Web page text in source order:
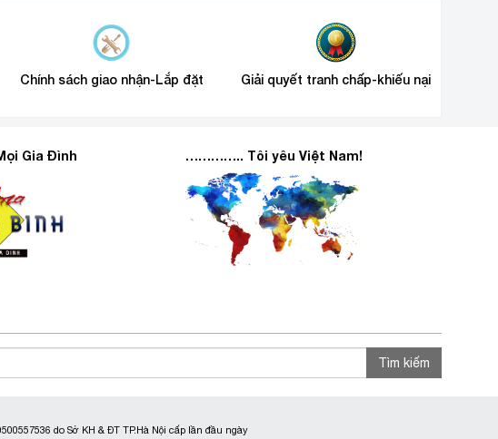
Chính sách giao nhận-Lắp đặt Giải quyết tranh chấp-khiếu nại
Gia Đình ………….. Tôi yêu Việt Nam!
Tìm kiếm
do Sở KH & ĐT TP.Hà Nội cấp lần đầu ngày